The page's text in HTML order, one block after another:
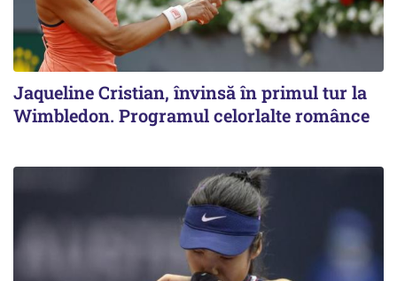
Jaqueline Cristian, învinsă în primul tur la
Wimbledon. Programul celorlalte românce